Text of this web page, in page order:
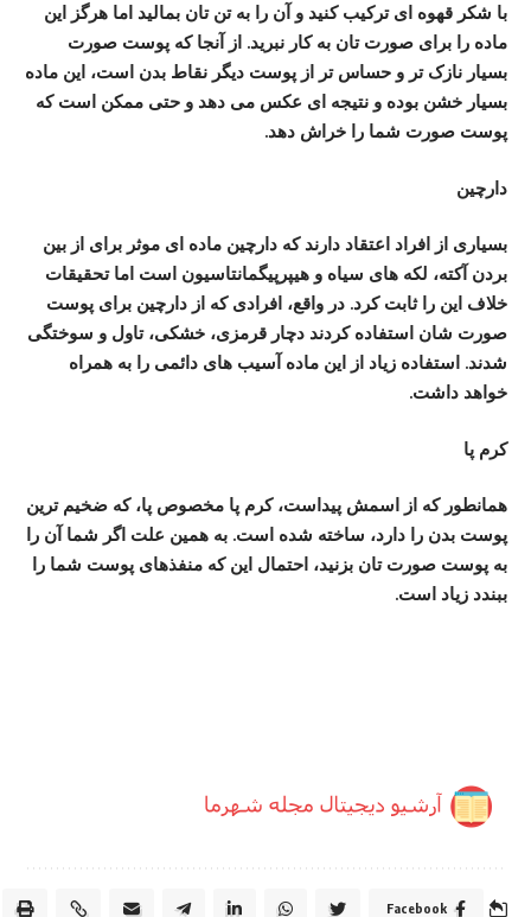
با شکر قهوه ای ترکیب کنید و آن را به تن تان بمالید اما هرگز این
ماده را برای صورت تان به کار نبرید. از آنجا که پوست صورت
بسیار نازک تر و حساس تر از پوست دیگر نقاط بدن است، این ماده
بسیار خشن بوده و نتیجه ای عکس می دهد و حتی ممکن است که
پوست صورت شما را خراش دهد.
دارچین
بسیاری از افراد اعتقاد دارند که دارچین ماده ای موثر برای از بین
بردن آکته، لکه های سیاه و هیپرپیگمانتاسیون است اما تحقیقات
خلاف این را ثابت کرد. در واقع، افرادی که از دارچین برای پوست
صورت شان استفاده کردند دچار قرمزی، خشکی، تاول و سوختگی
شدند. استفاده زیاد از این ماده آسیب های دائمی را به همراه
خواهد داشت.
کرم پا
همانطور که از اسمش پیداست، کرم پا مخصوص پا، که ضخیم ترین
پوست بدن را دارد، ساخته شده است. به همین علت اگر شما آن را
به پوست صورت تان بزنید، احتمال این که منفذهای پوست شما را
ببندد زیاد است.
Facebook